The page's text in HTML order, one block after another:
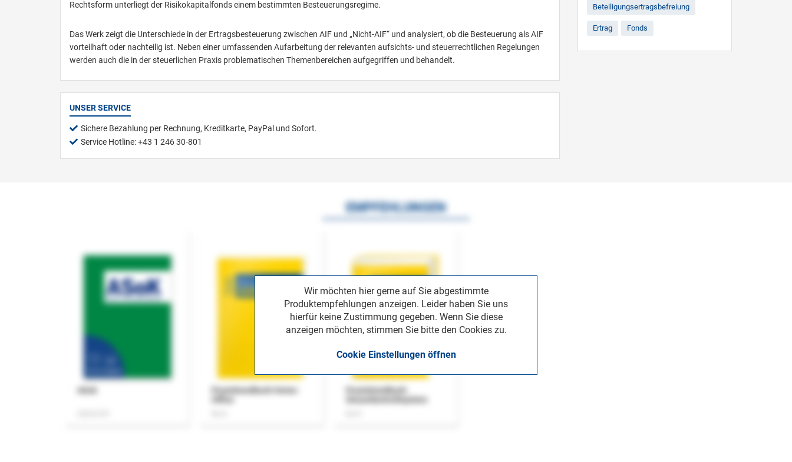
Rechtsform unterliegt der Risikokapitalfonds einem bestimmten Besteuerungsregime.
Das Werk zeigt die Unterschiede in der Ertragsbesteuerung zwischen AIF und „Nicht-AIF“ und analysiert, ob die Besteuerung als AIF
vorteilhaft oder nachteilig ist. Neben einer umfassenden Aufarbeitung der relevanten aufsichts- und steuerrechtlichen Regelungen
werden auch die in der steuerlichen Praxis problematischen Themenbereichen aufgegriffen und behandelt.
UNSER SERVICE
Sichere Bezahlung per Rechnung, Kreditkarte, PayPal und Sofort.
Service Hotline: +43 1 246 30-801
Beteiligungsertragsbefreiung
Ertrag Fonds
Wir möchten hier gerne auf Sie abgestimmte
Produktempfehlungen anzeigen. Leider haben Sie uns
hierfür keine Zustimmung gegeben. Wenn Sie diese
anzeigen möchten, stimmen Sie bitte den Cookies zu.
Cookie Einstellungen öffnen
EMPFEHLUNGEN
Praxishandbuch Home-
Praxishandbuch